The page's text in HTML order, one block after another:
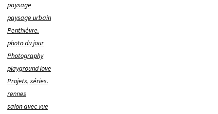
paysage
paysage urbain
Penthièvre.
photo du jour
Photography
playground love
Projets, séries.
rennes
salon avec vue